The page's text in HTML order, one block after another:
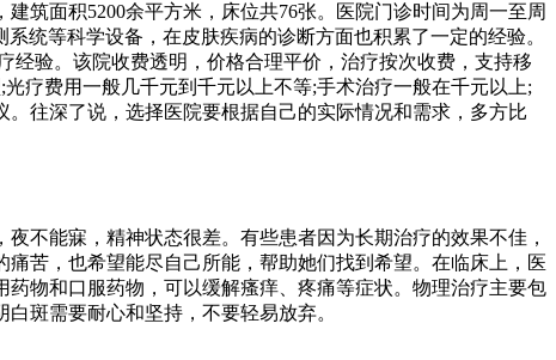
筑面积5200余平方米，床位共76张。医院门诊时间为周一至周
统等科学设备，在皮肤疾病的诊断方面也积累了一定的经验。
经验。该院收费透明，价格合理平价，治疗按次收费，支持移
疗费用一般几千元到千元以上不等;手术治疗一般在千元以上;
往深了说，选择医院要根据自己的实际情况和需求，多方比
不能寐，精神状态很差。有些患者因为长期治疗的效果不佳，
苦，也希望能尽自己所能，帮助她们找到希望。在临床上，医
物和口服药物，可以缓解瘙痒、疼痛等症状。物理治疗主要包
斑需要耐心和坚持，不要轻易放弃。